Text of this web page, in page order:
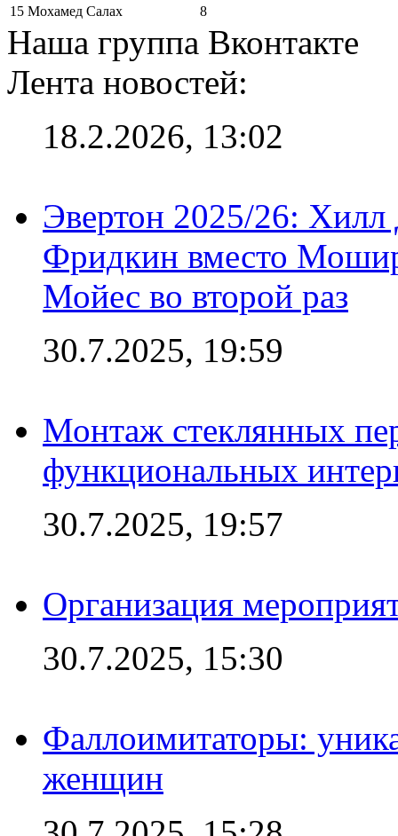
15 Мохамед Салах 8
Наша группа Вконтакте
Лента новостей:
18.2.2026, 13:02
Эвертон 2025/26:
Фридкин вместо
Мойес во второй раз
30.7.2025, 19:59
Монтаж стеклянных
функциональных
30.7.2025, 19:57
Организация
30.7.2025, 15:30
Фаллоимитаторы:
женщин